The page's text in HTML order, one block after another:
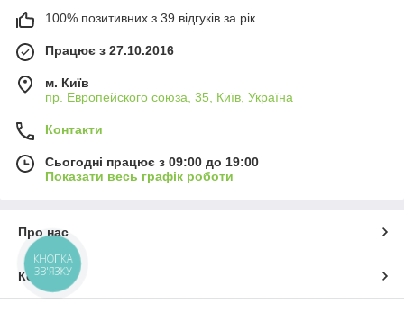
100% позитивних з 39 відгуків за рік
Працює з 27.10.2016
м. Київ
пр. Европейского союза, 35, Київ, Україна
Контакти
Сьогодні працює з 09:00 до 19:00
Показати весь графік роботи
Про нас
Контакти
КНОПКА
ЗВ'ЯЗКУ